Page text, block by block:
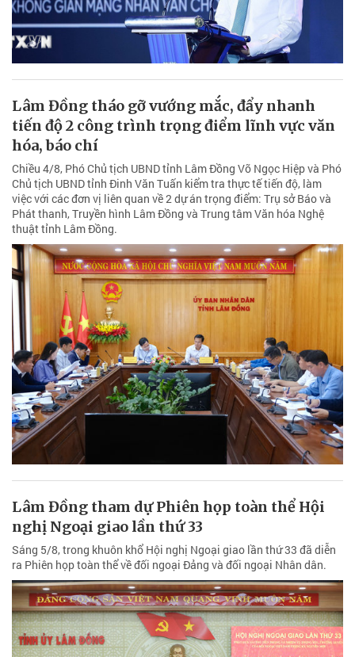
Lâm Đồng tháo gỡ vướng mắc, đẩy nhanh
tiến độ 2 công trình trọng điểm lĩnh vực văn
hóa, báo chí
Chiều 4/8, Phó Chủ tịch UBND tỉnh Lâm Đồng Võ Ngọc Hiệp và Phó
Chủ tịch UBND tỉnh Đinh Văn Tuấn kiểm tra thực tế tiến độ, làm
việc với các đơn vị liên quan về 2 dự án trọng điểm: Trụ sở Báo và
Phát thanh, Truyền hình Lâm Đồng và Trung tâm Văn hóa Nghệ
thuật tỉnh Lâm Đồng.
Lâm Đồng tham dự Phiên họp toàn thể Hội
nghị Ngoại giao lần thứ 33
Sáng 5/8, trong khuôn khổ Hội nghị Ngoại giao lần thứ 33 đã diễn
ra Phiên họp toàn thể về đối ngoại Đảng và đối ngoại Nhân dân.